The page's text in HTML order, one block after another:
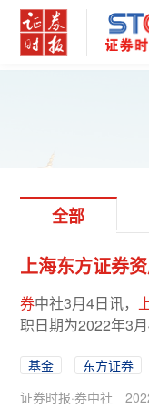
全部
上海东方证券
券中社3月4日讯，
职日期为2022年3
基金 东方证券
证券时报·券中社